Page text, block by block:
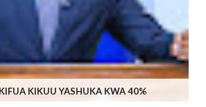
KIKUU YASHUKA KWA 40%